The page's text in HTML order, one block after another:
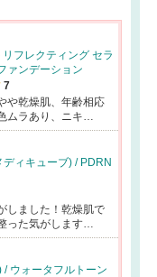
フレクティング セラ
ァンデーション
7
や乾燥肌、年齢相応
ムラあり、ニキ…
ディキューブ) / PDRN
しました！乾燥肌で
った気がします…
/ ウォータフルトーン